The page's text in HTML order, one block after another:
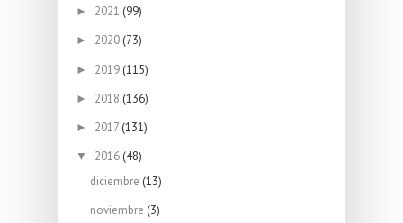
► 2021 (99)
► 2020 (73)
► 2019 (115)
► 2018 (136)
► 2017 (131)
▼ 2016 (48)
diciembre (13)
noviembre (3)